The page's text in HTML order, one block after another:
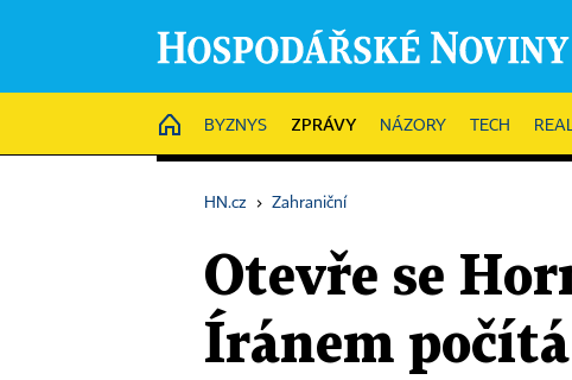
HOME
BYZNYS ZPRÁVY NÁZORY TECH
HN.cz › Zahraniční
Otevře se
Íránem